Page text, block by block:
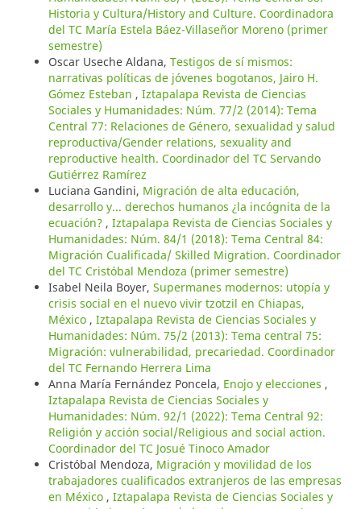
Historia y Cultura/History and Culture. Coordinadora
del TC María Estela Báez-Villaseñor Moreno (primer
semestre)
Oscar Useche Aldana, Testigos de sí mismos:
narrativas políticas de jóvenes bogotanos, Jairo H.
Gómez Esteban , Iztapalapa Revista de Ciencias
Sociales y Humanidades: Núm. 77/2 (2014): Tema
Central 77: Relaciones de Género, sexualidad y salud
reproductiva/Gender relations, sexuality and
reproductive health. Coordinador del TC Servando
Gutiérrez Ramírez
Luciana Gandini, Migración de alta educación,
desarrollo y... derechos humanos ¿la incógnita de la
ecuación? , Iztapalapa Revista de Ciencias Sociales y
Humanidades: Núm. 84/1 (2018): Tema Central 84:
Migración Cualificada/ Skilled Migration. Coordinador
del TC Cristóbal Mendoza (primer semestre)
Isabel Neila Boyer, Supermanes modernos: utopía y
crisis social en el nuevo vivir tzotzil en Chiapas,
México , Iztapalapa Revista de Ciencias Sociales y
Humanidades: Núm. 75/2 (2013): Tema central 75:
Migración: vulnerabilidad, precariedad. Coordinador
del TC Fernando Herrera Lima
Anna María Fernández Poncela, Enojo y elecciones ,
Iztapalapa Revista de Ciencias Sociales y
Humanidades: Núm. 92/1 (2022): Tema Central 92:
Religión y acción social/Religious and social action.
Coordinador del TC Josué Tinoco Amador
Cristóbal Mendoza, Migración y movilidad de los
trabajadores cualificados extranjeros de las empresas
en México , Iztapalapa Revista de Ciencias Sociales y